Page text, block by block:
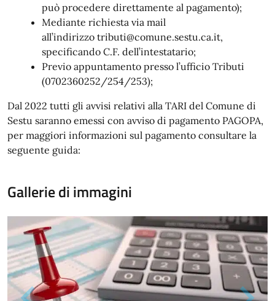
può procedere direttamente al pagamento);
Mediante richiesta via mail
all’indirizzo tributi@comune.sestu.ca.it,
specificando C.F. dell’intestatario;
Previo appuntamento presso l’ufficio Tributi
(0702360252/254/253);
Dal 2022 tutti gli avvisi relativi alla TARI del Comune di
Sestu saranno emessi con avviso di pagamento PAGOPA,
per maggiori informazioni sul pagamento consultare la
seguente guida:
Gallerie di immagini